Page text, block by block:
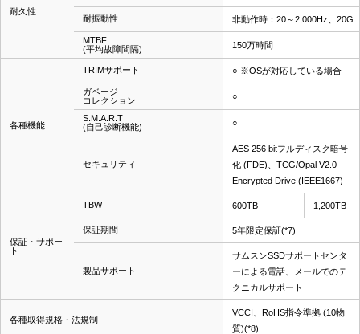
耐久性
耐振動性 非動作時：20～2,000Hz、20G
MTBF
(平均故障間隔)
150万時間
各種機能
TRIMサポート ○ ※OSが対応している場合
ガベージ
コレクション
○
S.M.A.R.T
(自己診断機能)
○
セキュリティ
AES 256 bitフルディスク暗号
化 (FDE)、TCG/Opal V2.0
Encrypted Drive (IEEE1667)
保証・サポー
ト
TBW 600TB 1,200TB
保証期間 5年限定保証(*7)
製品サポート
サムスンSSDサポートセンタ
ーによる電話、メールでのテ
クニカルサポート
各種取得規格・法規制
VCCI、RoHS指令準拠 (10物
質)(*8)